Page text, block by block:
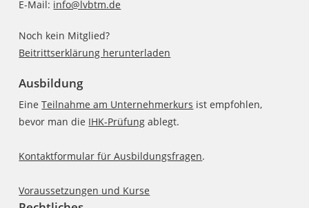
E-Mail: info@lvbtm.de
Noch kein Mitglied?
Beitrittserklärung herunterladen
Ausbildung
EineTeilnahme am Unternehmerkurs ist empfohlen,
bevor man die IHK-Prüfung ablegt.
Kontaktformular für Ausbildungsfragen.
Voraussetzungen und Kurse